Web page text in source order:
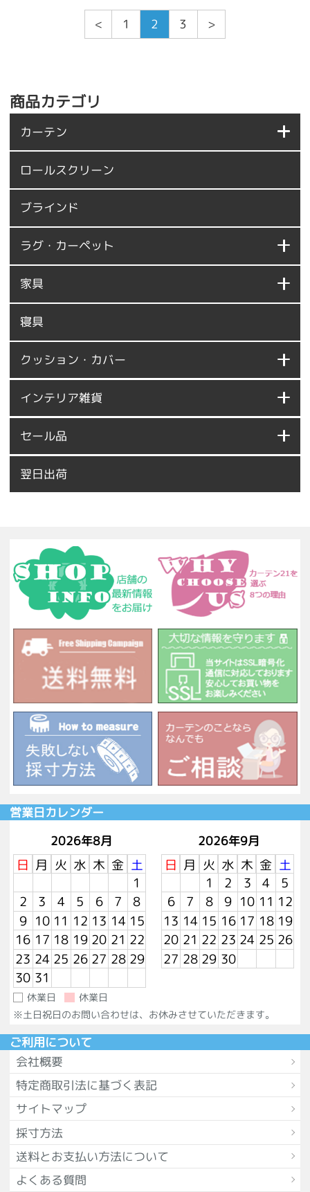
< 1 2 3 >
商品カテゴリ
カーテン
ロールスクリーン
ブラインド
ラグ・カーペット
家具
寝具
クッション・カバー
インテリア雑貨
セール品
翌日出荷
営業日カレンダー
2026年8月
日 月 火 水 木 金 土
1
2
3 4 5 6 7
8
9 10 11 12 13 14 15
16 17 18 19 20 21 22
23 24 25 26 27 28 29
30 31
2026年9月
日 月 火 水 木 金 土
1
2 3 4
5
6
7 8 9 10 11 12
13 14 15 16 17 18 19
20 21 22 23 24 25 26
27 28 29 30
休業日
休業日
※土日祝日のお問い合わせは、お休みさせていただきます。
ご利用について
会社概要
特定商取引法に基づく表記
サイトマップ
採寸方法
送料とお支払い方法について
よくある質問